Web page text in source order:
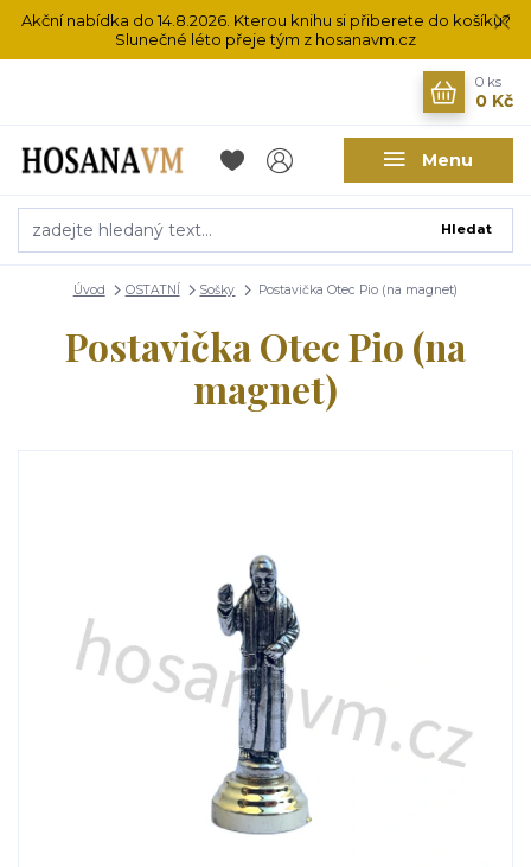
Akční nabídka do 14.8.2026. Kterou knihu si přiberete do košíku?
Slunečné léto přeje tým z hosanavm.cz
Menu
Hledat
0 ks
0 Kč
Úvod OSTATNÍ Sošky Postavička Otec Pio (na magnet)
Postavička Otec Pio (na
magnet)